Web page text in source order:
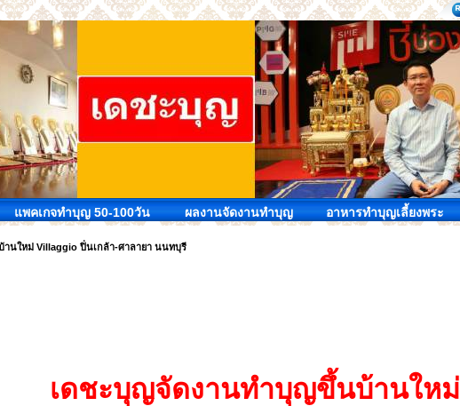
แพคเกจทำบุญ 50-100วัน ผลงานจัดงานทำบุญ อาหารทำบุญเลี้ยงพระ
นใหม่ Villaggio ปิ่นเกล้า-ศาลายา นนทบุรี
เดชะบุญจัดงานทำบุญขึ้นบ้านใหม่